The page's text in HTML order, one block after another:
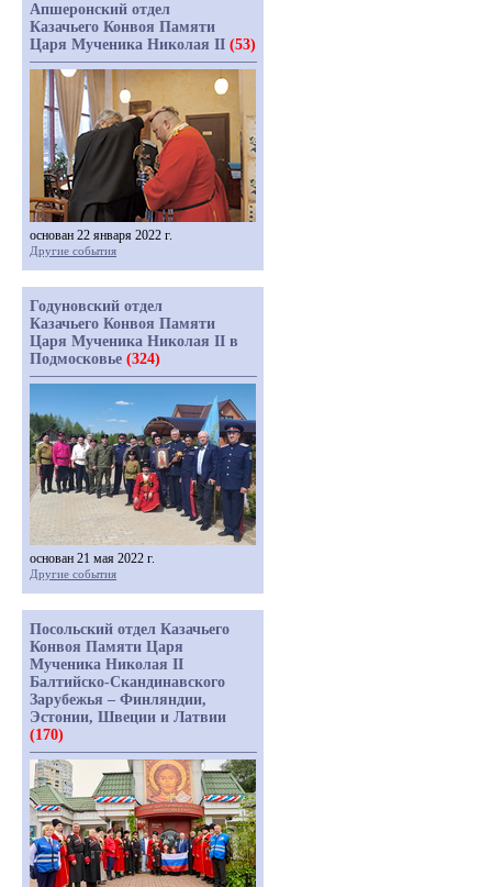
Апшеронский отдел
Казачьего Конвоя Памяти
Царя Мученика Николая II (53)
основан 22 января 2022 г.
Другие события
Годуновский отдел
Казачьего Конвоя Памяти
Царя Мученика Николая II в
Подмосковье (324)
основан 21 мая 2022 г.
Другие события
Посольский отдел Казачьего
Конвоя Памяти Царя
Мученика Николая II
Балтийско-Скандинавского
Зарубежья – Финляндии,
Эстонии, Швеции и Латвии
(170)